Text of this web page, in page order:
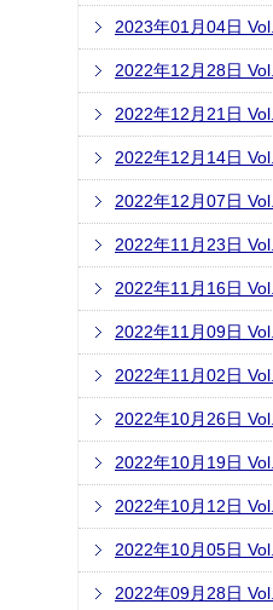
2023年01月04日
2022年12月28日
2022年12月21日
2022年12月14日
2022年12月07日
2022年11月23日
2022年11月16日
2022年11月09日
2022年11月02日
2022年10月26日
2022年10月19日
2022年10月12日
2022年10月05日
2022年09月28日